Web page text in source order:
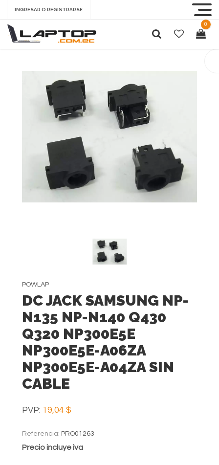
INGRESAR O REGISTRARSE
0
POWLAP
DC JACK SAMSUNG NP-
N135 NP-N140 Q430
Q320 NP300E5E
NP300E5E-A06ZA
NP300E5E-A04ZA SIN
CABLE
PVP: 19,04 $
Referencia: PRO01263
Precio incluye iva